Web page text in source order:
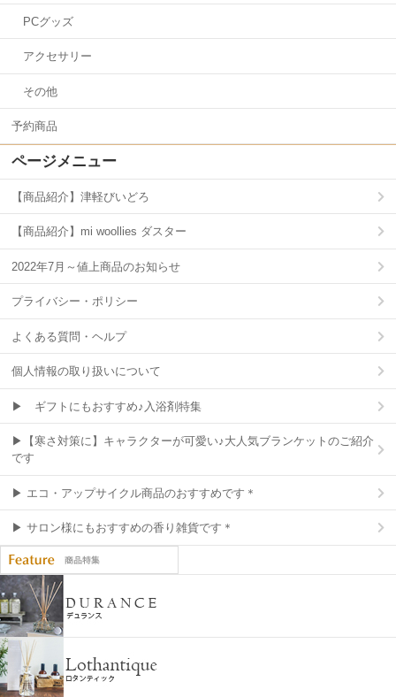
PCグッズ
アクセサリー
その他
予約商品
ページメニュー
【商品紹介】津軽びいどろ
【商品紹介】mi woollies ダスター
2022年7月～値上商品のお知らせ
プライバシー・ポリシー
よくある質問・ヘルプ
個人情報の取り扱いについて
▶ ギフトにもおすすめ♪入浴剤特集
▶【寒さ対策に】キャラクターが可愛い♪大人気ブランケットのご紹介
です
▶ エコ・アップサイクル商品のおすすめです＊
▶ サロン様にもおすすめの香り雑貨です＊